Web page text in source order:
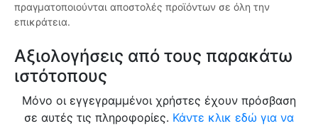
πραγματοποιούνται αποστολές προϊόντων σε όλη την
επικράτεια.
Αξιολογήσεις από τους παρακάτω
ιστότοπους
Μόνο οι εγγεγραμμένοι χρήστες έχουν πρόσβαση
σε αυτές τις πληροφορίες. Κάντε κλικ εδώ για να